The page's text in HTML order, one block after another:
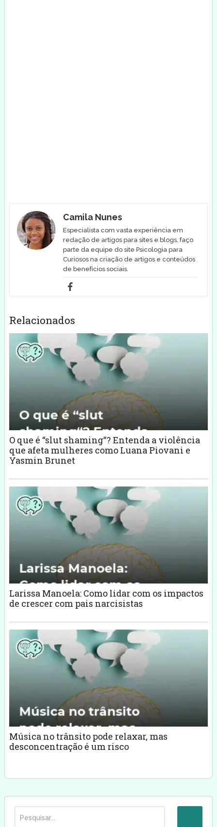
Camila Nunes
Especialista com vasta experiência em
redação de artigos para sites e blogs, faço
parte da equipe do site Psicologia para
Curiosos na criação de artigos e conteúdos
de benefícios sociais.
Relacionados
O que é “slut shaming“? Entenda a violência
que afeta mulheres como Luana Piovani e
Yasmin Brunet
Larissa Manoela: Como lidar com os impactos
de crescer com pais narcisistas
Música no trânsito pode relaxar, mas
desconcentração é um risco